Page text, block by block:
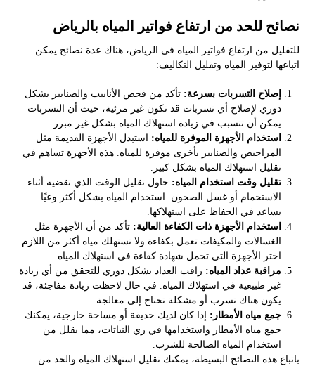
نصائح للحد من ارتفاع فواتير المياه بالرياض
للتقليل من ارتفاع فواتير المياه في الرياض، هناك عدة نصائح يمكن
اتباعها لتوفير المياه وتقليل التكاليف:
إصلاح التسربات بسرعة: تأكد من فحص الأنابيب والصنابير بشكل
دوري لإصلاح أي تسربات قد تكون غير مرئية، حيث أن التسربات
يمكن أن تتسبب في زيادة استهلاك المياه بشكل غير مبرر.
استخدام الأجهزة الموفرة للمياه: استبدل الأجهزة القديمة مثل
المراحيض والصنابير بأخرى موفرة للمياه. هذه الأجهزة تساهم في
تقليل استهلاك المياه بشكل كبير.
تقليل وقت استخدام المياه: حاول تقليل الوقت الذي تقضيه أثناء
الاستحمام أو غسل الصحون. استخدام المياه بشكل أكثر وعيًا
يساعد في الحفاظ على استهلاكها.
استخدام الأجهزة ذات الكفاءة العالية: تأكد من أن الأجهزة مثل
الغسالات والمكيفات تعمل بكفاءة ولا تستهلك مياه أكثر من اللازم.
اختر الأجهزة التي تحمل شهادة كفاءة في استهلاك المياه.
مراقبة عداد المياه: راقب العداد بشكل دوري للتحقق من أي زيادة
غير طبيعية في استهلاك المياه. في حال لاحظت زيادة مفاجئة، قد
يكون هناك تسرب أو مشكلة تحتاج إلى معالجة.
جمع مياه الأمطار: إذا كان لديك حديقة أو مساحة خارجية، يمكنك
جمع مياه الأمطار واستخدامها في ري النباتات، مما يقلل من
استخدام المياه الصالحة للشرب.
باتباع هذه النصائح البسيطة، يمكنك تقليل استهلاك المياه والحد من